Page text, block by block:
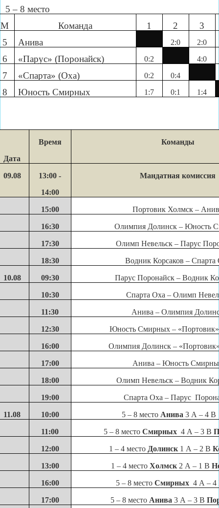
5 – 8 место
М
Команда 1 2
3
5
Анива 2:0 2:0
6 «Парус» (Поронайск) 0:2 4:0
7 «Спарта» (Оха) 0:2 0:4
8 Юность Смирных 1:7 0:1 1:4
Дата
Время Команды
09.08
13:00 -
14:00
Мандатная комиссия
15:00 Портовик Холмск –
16:30 Олимпия Долинск – Юность
17:30 Олимп Невельск – Парус
18:30 Водник Корсаков – Спарта
10.08 09:30 Парус Поронайск – Водник
10:30 Спарта Оха – Олимп
11:30 Анива – Олимпия
12:30 Юность Смирных –
16:00 Олимпия Долинск –
17:00 Анива – Юность
18:00 Олимп Невельск – Водник
19:00 Спарта Оха – Парус
11.08 10:00 5 – 8 место Анива 3 А – 4
11:00 5 – 8 место Смирных4 А – 3 В
12:00 1 – 4 место Долинск 1 А – 2 В
13:00 1 – 4 место Холмск2 А – 1 В
16:00 5 – 8 местоСмирных 4 А –
17:00 5 – 8 место Анива 3 А – 3 В